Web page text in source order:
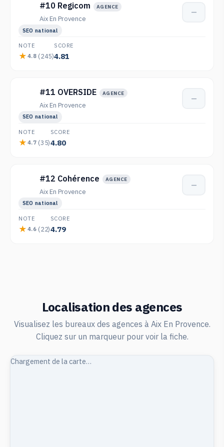
#10 Regicom AGENCE
Aix En Provence
—
SEO national
NOTE
4.8 (245)
SCORE
4.81
#11 OVERSIDE AGENCE
Aix En Provence
—
SEO national
NOTE
4.7 (35)
SCORE
4.80
#12 Cohérence AGENCE
Aix En Provence
—
SEO national
NOTE
4.6 (22)
SCORE
4.79
Localisation des agences
Visualisez les bureaux des agences à Aix En Provence.
Cliquez sur un marqueur pour voir la fiche.
Chargement de la carte…